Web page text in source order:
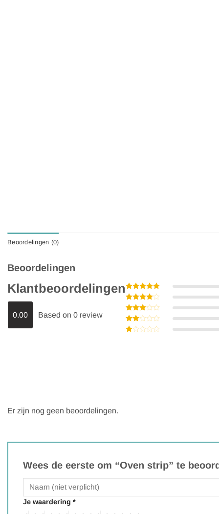
Beoordelingen (0)
Beoordelingen
Klantbeoordelingen
0.00 Based on 0 review
Gewaardeerd
5uit 5
Gewaardeerd
4uit 5
Gewaardeerd
3uit
5
Gewaardeerd
Er zijn nog geen beoordelingen.
Wees de eerste om “Oven strip” te
Je waardering *